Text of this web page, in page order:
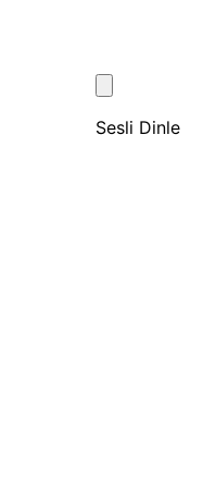
Sesli Dinle